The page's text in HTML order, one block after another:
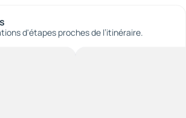
d'étapes proches de l’itinéraire.